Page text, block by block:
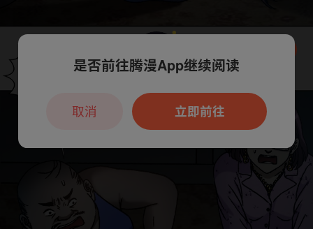
本章节仅支持App阅读，可打开App新用
户7天免费看
是否前往腾漫App继续阅读
立即前往
取消